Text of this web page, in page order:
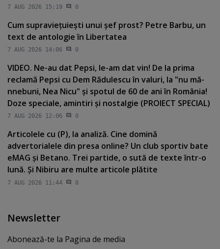
7 AUG 2026 15:19 0
Cum supravieţuieşti unui şef prost? Petre Barbu, un
text de antologie în Libertatea
7 AUG 2026 14:06 0
VIDEO. Ne-au dat Pepsi, le-am dat vin! De la prima
reclamă Pepsi cu Dem Rădulescu în valuri, la "nu mă-
nnebuni, Nea Nicu" şi spotul de 60 de ani în România!
Doze speciale, amintiri şi nostalgie (PROIECT SPECIAL)
7 AUG 2026 12:06 0
Articolele cu (P), la analiză. Cine domină
advertorialele din presa online? Un club sportiv bate
eMAG şi Betano. Trei partide, o sută de texte într-o
lună. Şi Nibiru are multe articole plătite
7 AUG 2026 11:44 0
Newsletter
Abonează-te la Pagina de media